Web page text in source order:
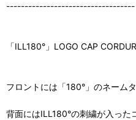
-----------------------------------
「ILL180°」LOGO CAP
フロントには「180°」のネームタ
背面にはILL180°の刺繍が入った